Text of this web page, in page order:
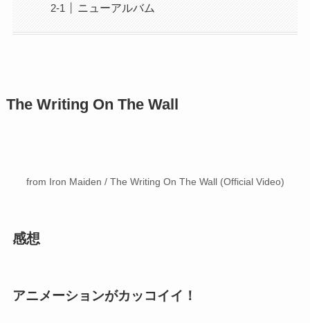
ニューアルバム
The Writing On The Wall
from Iron Maiden / The Writing On The Wall (Official Video)
感想
アニメーションがカッコイイ！